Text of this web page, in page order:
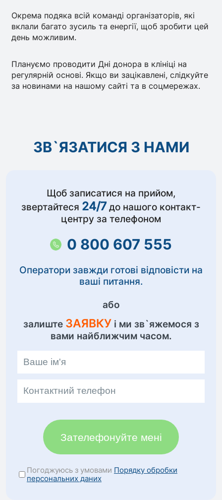
Окрема подяка всій команді організаторів, які
вклали багато зусиль та енергії, щоб зробити цей
день можливим.
Плануємо проводити Дні донора в клініці на
регулярній основі. Якщо ви зацікавлені, слідкуйте
за новинами на нашому сайті та в соцмережах.
ЗВ`ЯЗАТИСЯ З НАМИ
Щоб записатися на прийом,
звертайтеся 24/7 до нашого контакт-
центру за телефоном
0 800 607 555
Оператори завжди готові відповісти на
ваші питання.
або
залиште ЗАЯВКУ і ми зв`яжемося з
вами найближчим часом.
Зателефонуйте мені
Погоджуюсь з умовами Порядку обробки
персональних даних